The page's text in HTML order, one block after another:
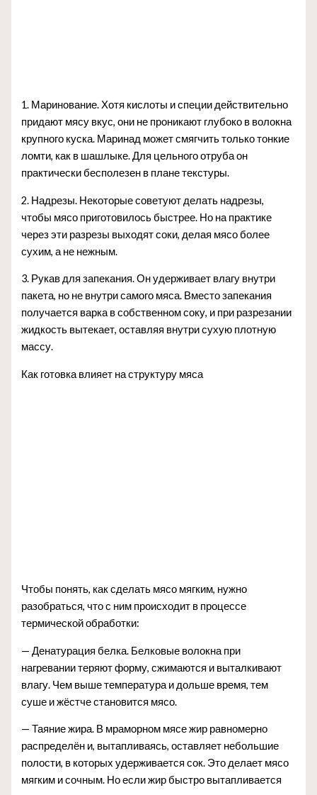
1. Маринование. Хотя кислоты и специи действительно
придают мясу вкус, они не проникают глубоко в волокна
крупного куска. Маринад может смягчить только тонкие
ломти, как в шашлыке. Для цельного отруба он
практически бесполезен в плане текстуры.
2. Надрезы. Некоторые советуют делать надрезы,
чтобы мясо приготовилось быстрее. Но на практике
через эти разрезы выходят соки, делая мясо более
сухим, а не нежным.
3. Рукав для запекания. Он удерживает влагу внутри
пакета, но не внутри самого мяса. Вместо запекания
получается варка в собственном соку, и при разрезании
жидкость вытекает, оставляя внутри сухую плотную
массу.
Как готовка влияет на структуру мяса
Чтобы понять, как сделать мясо мягким, нужно
разобраться, что с ним происходит в процессе
термической обработки:
— Денатурация белка. Белковые волокна при
нагревании теряют форму, сжимаются и выталкивают
влагу. Чем выше температура и дольше время, тем
суше и жёстче становится мясо.
— Таяние жира. В мраморном мясе жир равномерно
распределён и, вытапливаясь, оставляет небольшие
полости, в которых удерживается сок. Это делает мясо
мягким и сочным. Но если жир быстро вытапливается